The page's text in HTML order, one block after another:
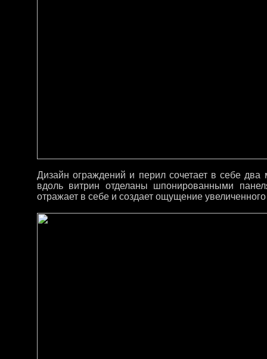
Дизайн ограждений и перил сочетает в себе
вдоль витрин отделаны шпонированными
отражает в себе и создает ощущение